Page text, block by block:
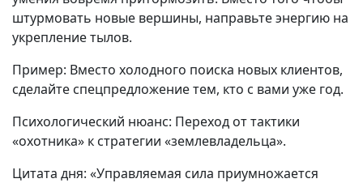
штурмовать новые вершины, направьте энергию на
укрепление тылов.
Пример: Вместо холодного поиска новых клиентов,
сделайте спецпредложение тем, кто с вами уже год.
Психологический нюанс: Переход от тактики
«охотника» к стратегии «землевладельца».
Цитата дня: «Управляемая сила приумножается